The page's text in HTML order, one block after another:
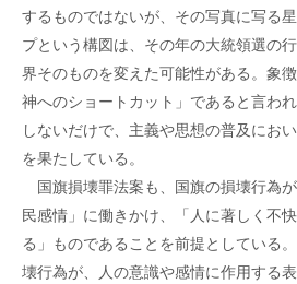
するものではないが、その写真に写る
プという構図は、その年の大統領選の
界そのものを変えた可能性がある。象
神へのショートカット」であると言わ
しないだけで、主義や思想の普及にお
を果たしている。
国旗損壊罪法案も、国旗の損壊行為
民感情」に働きかけ、「人に著しく不
る」ものであることを前提としている
壊行為が、人の意識や感情に作用する